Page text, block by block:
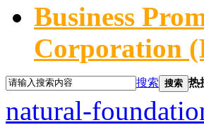
Business
Corporation
搜索 搜索 热
natural-